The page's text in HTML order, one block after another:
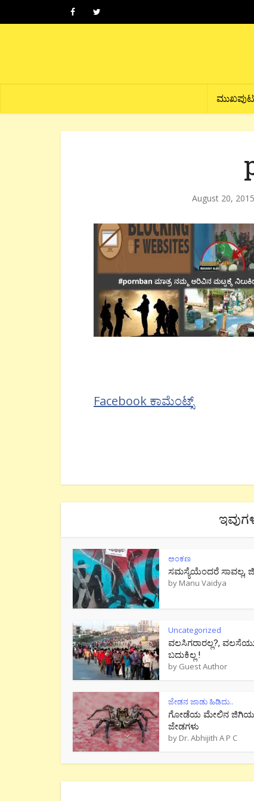
ಮುಖಪುಟ
August 20, 2015
Facebook ಕಾಮೆಂಟ್ಸ್
ಅಂಕಣ
ಸಮಸ್ಯೆಯೆಂದರೆ ಸಾವಲ್ಲ,
by Manu Vaidya
Uncategorized
ವಲಸಿಗರಾರಲ್ಲ?,
ಬದುಕಿಲ್ಲ !
by Guest Author
ಜೇಡನ ಜಾಡು ಹಿಡಿದು..
ಗೋಡೆಯ ಮೇಲಿನ
ಜೇಡಗಳು
by Dr. Abhijith A P C